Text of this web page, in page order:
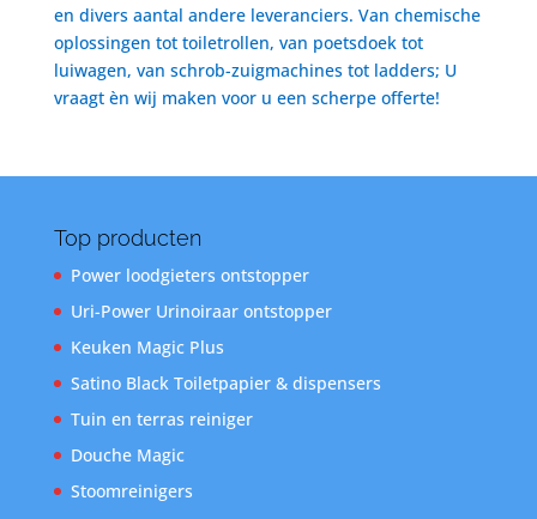
en divers aantal andere leveranciers. Van chemische
oplossingen tot toiletrollen, van poetsdoek tot
luiwagen, van schrob-zuigmachines tot ladders; U
vraagt èn wij maken voor u een scherpe offerte!
Top producten
Power loodgieters ontstopper
Uri-Power Urinoiraar ontstopper
Keuken Magic Plus
Satino Black Toiletpapier & dispensers
Tuin en terras reiniger
Douche Magic
Stoomreinigers